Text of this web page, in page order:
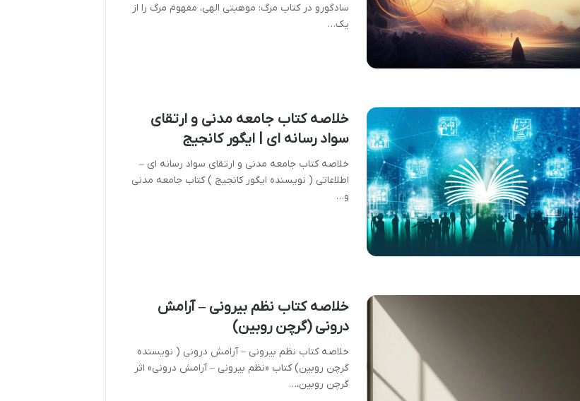
سادگورو در کتاب مرگ: موهبتی الهی، مفهوم مرگ را از
یک…
خلاصه کتاب جامعه مدنی و ارتقای
سواد رسانه ای | ایگور کانجیج
خلاصه کتاب جامعه مدنی و ارتقای سواد رسانه ای –
اطلاعاتی ( نویسنده ایگور کانجیج ) کتاب جامعه مدنی
و…
خلاصه کتاب نظم بیرونی – آرامش
درونی (گرچن روبین)
خلاصه کتاب نظم بیرونی – آرامش درونی ( نویسنده
گرچن روبین) کتاب «نظم بیرونی – آرامش درونی» اثر
گرچن روبین،…